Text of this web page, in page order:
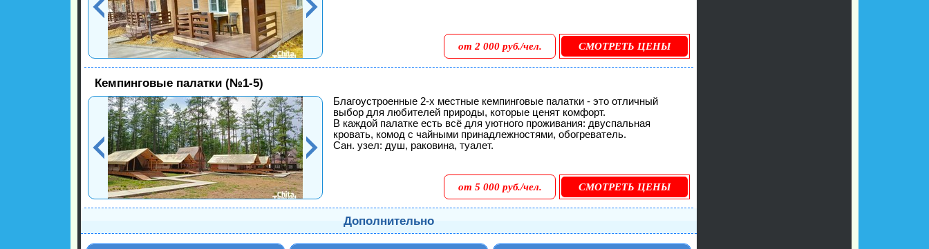
от 2 000 руб./чел. СМОТРЕТЬ ЦЕНЫ
Кемпинговые палатки (№1-5)
Благоустроенные 2-х местные кемпинговые палатки - это отличный
выбор для любителей природы, которые ценят комфорт.
В каждой палатке есть всё для уютного проживания: двуспальная
кровать, комод с чайными принадлежностями, обогреватель.
Сан. узел: душ, раковина, туалет.
от 5 000 руб./чел. СМОТРЕТЬ ЦЕНЫ
Дополнительно